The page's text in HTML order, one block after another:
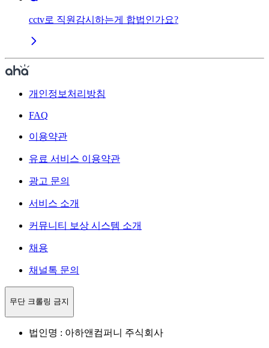
cctv로 직원감시하는게 합법인가요?
개인정보처리방침
FAQ
이용약관
유료 서비스 이용약관
광고 문의
서비스 소개
커뮤니티 보상 시스템 소개
채용
채널톡 문의
무단 크롤링 금지
법인명 : 아하앤컴퍼니 주식회사